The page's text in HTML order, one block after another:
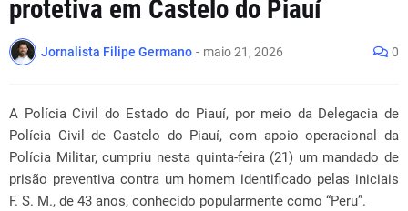
protetiva em Castelo do Piauí
Jornalista Filipe Germano - maio 21, 2026 0
A Polícia Civil do Estado do Piauí, por meio da Delegacia de
Polícia Civil de Castelo do Piauí, com apoio operacional da
Polícia Militar, cumpriu nesta quinta-feira (21) um mandado de
prisão preventiva contra um homem identificado pelas iniciais
F. S. M., de 43 anos, conhecido popularmente como “Peru”.